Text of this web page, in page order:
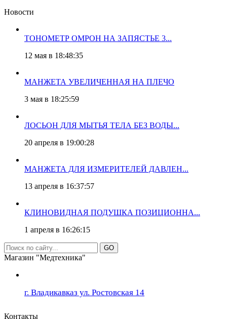
Новости
ТОНОМЕТР ОМРОН НА ЗАПЯСТЬЕ 3...
12 мая в 18:48:35
МАНЖЕТА УВЕЛИЧЕННАЯ НА ПЛЕЧО
3 мая в 18:25:59
ЛОСЬОН ДЛЯ МЫТЬЯ ТЕЛА БЕЗ ВОДЫ...
20 апреля в 19:00:28
МАНЖЕТА ДЛЯ ИЗМЕРИТЕЛЕЙ ДАВЛЕН...
13 апреля в 16:37:57
КЛИНОВИДНАЯ ПОДУШКА ПОЗИЦИОННА...
1 апреля в 16:26:15
GO
Магазин "Медтехника"
г. Владикавказ ул. Ростовская 14
Контакты